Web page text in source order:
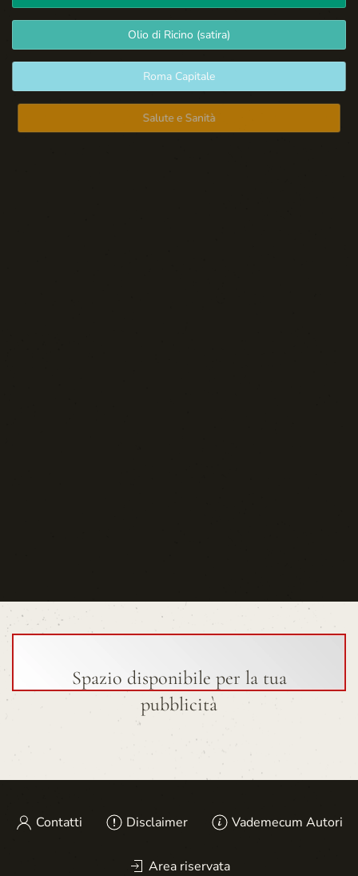
Olio di Ricino (satira)
Roma Capitale
Salute e Sanità
Spazio disponibile per la tua
pubblicità
Contatti Disclaimer Vademecum Autori
Area riservata